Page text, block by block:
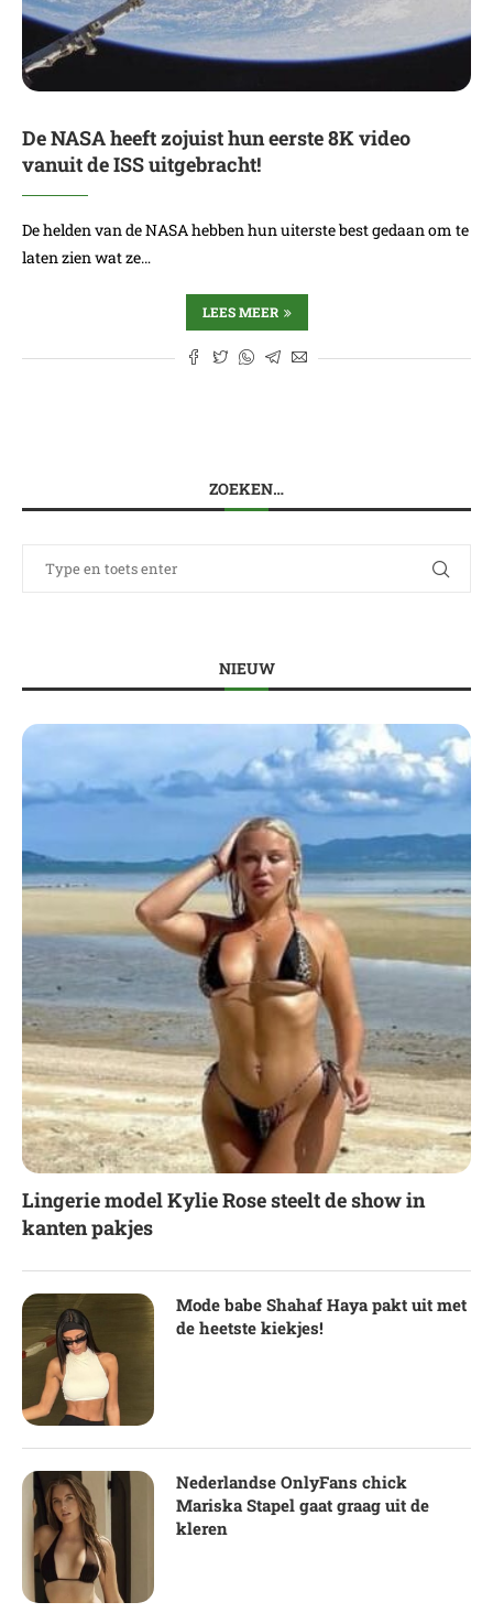
De NASA heeft zojuist hun eerste 8K video
vanuit de ISS uitgebracht!
De helden van de NASA hebben hun uiterste best gedaan om te
laten zien wat ze…
LEES MEER
ZOEKEN…
NIEUW
Lingerie model Kylie Rose steelt de show in
kanten pakjes
Mode babe Shahaf Haya pakt uit met
de heetste kiekjes!
Nederlandse OnlyFans chick
Mariska Stapel gaat graag uit de
kleren